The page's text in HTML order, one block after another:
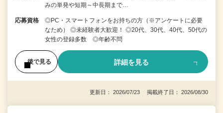
みの単発や短期～中長期まで…
応募資格
◎PC・スマートフォンをお持ちの方（※アンケートに必要
なため） ◎未経験者大歓迎！ ◎20代、30代、40代、50代の
女性の登録多数 ◎年齢不問
後で見る 詳細を見る
更新日： 2026/07/23 掲載終了日： 2026/08/30